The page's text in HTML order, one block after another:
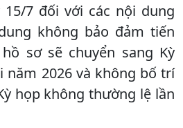
7 đối với các nội dung
không bảo đảm tiến
sơ sẽ chuyển sang Kỳ
năm 2026 và không bố trí
họp không thường lệ lần